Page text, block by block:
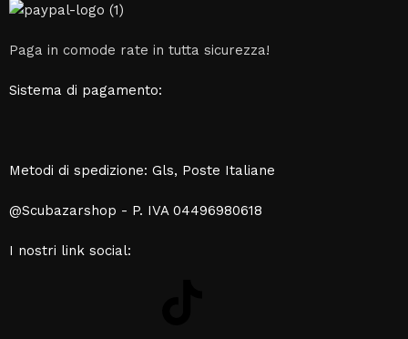
Paga in comode rate in tutta sicurezza!
Sistema di pagamento:
Metodi di spedizione: Gls, Poste Italiane
@Scubazarshop - P. IVA 04496980618
I nostri link social: